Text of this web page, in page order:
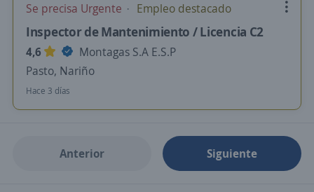
Se precisa Urgente Empleo destacado
Inspector de Mantenimiento / Licencia C2
4,6
Montagas S.A E.S.P
Pasto, Nariño
Hace 3 días
Anterior Siguiente